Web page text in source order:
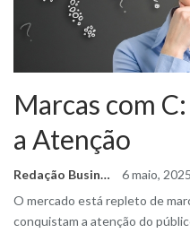
Marcas com
a Atenção
Redação Business Ideas
6 maio, 2025
O mercado está repleto de
conquistam a atenção do